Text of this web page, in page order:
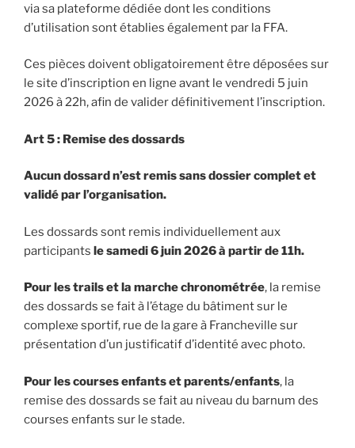
via sa plateforme dédiée dont les conditions
d’utilisation sont établies également par la FFA.
Ces pièces doivent obligatoirement être déposées sur
le site d’inscription en ligne avant le vendredi 5 juin
2026 à 22h, afin de valider définitivement l’inscription.
Art 5 : Remise des dossards
Aucun dossard n’est remis sans dossier complet et
validé par l’organisation.
Les dossards sont remis individuellement aux
participants le samedi 6 juin 2026 à partir de 11h.
Pour les trails et la marche chronométrée, la remise
des dossards se fait à l’étage du bâtiment sur le
complexe sportif, rue de la gare à Francheville sur
présentation d’un justificatif d’identité avec photo.
Pour les courses enfants et parents/enfants, la
remise des dossards se fait au niveau du barnum des
courses enfants sur le stade.